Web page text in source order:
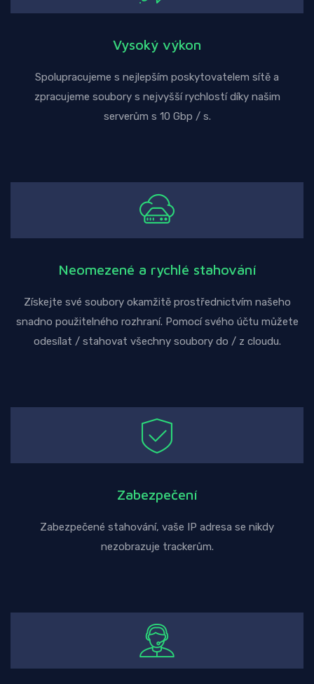
Vysoký výkon
Spolupracujeme s nejlepším poskytovatelem sítě a
zpracujeme soubory s nejvyšší rychlostí díky našim
serverům s 10 Gbp / s.
Neomezené a rychlé stahování
Získejte své soubory okamžitě prostřednictvím našeho
snadno použitelného rozhraní. Pomocí svého účtu můžete
odesílat / stahovat všechny soubory do / z cloudu.
Zabezpečení
Zabezpečené stahování, vaše IP adresa se nikdy
nezobrazuje trackerům.